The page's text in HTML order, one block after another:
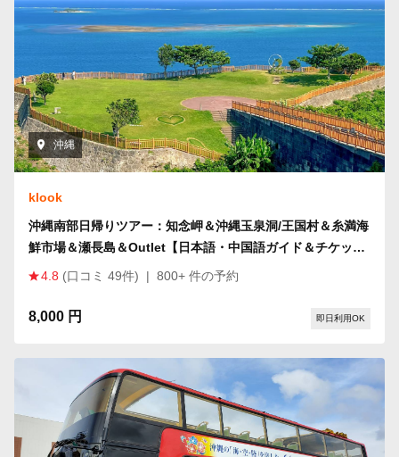
沖縄
klook
沖縄南部日帰りツアー：知念岬＆沖縄玉泉洞/王国村＆糸満海
鮮市場＆瀬長島＆Outlet【日本語・中国語ガイド＆チケット
付き】
4.8 (口コミ 49件) | 800+ 件の予約
8,000 円 即日利用OK